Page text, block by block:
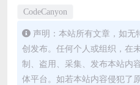
CodeCanyon
声明：本站所有文章，如
创发布。任何个人或组织，在
制、盗用、采集、发布本站内
体平台。如若本站内容侵犯了